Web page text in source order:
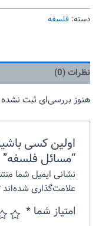
دسته: فلسفه
نظرات (0)
هنوز بررسی‌ای ثبت
اولین کسی
“مسائل فلسفه”
نشانی ایمیل شما
علامت‌گذاری شده‌اند
امتیاز شما*